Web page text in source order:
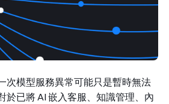
次模型服務異常可能只是暫時無法
於已將 AI 嵌入客服、知識管理、內